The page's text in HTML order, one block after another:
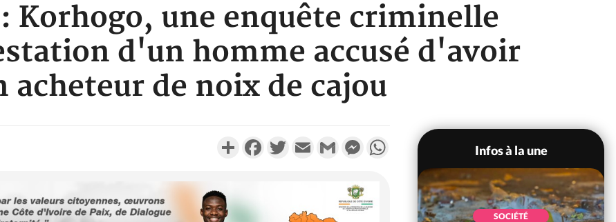
Korhogo, une enquête criminelle
d'un homme accusé d'avoir
acheteur de noix de cajou
PartagerFacebookTwitterEmail Gmail MessengerWhatsApp
Infos à la une
POLITIQUE SOCIÉTÉ